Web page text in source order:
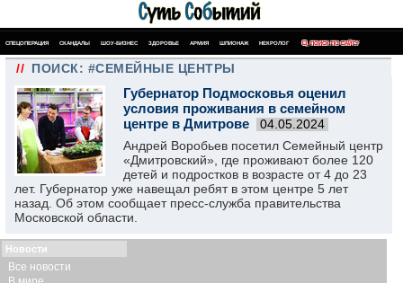
СПЕЦОПЕРАЦИЯ СКАНДАЛЫ ШОУ-БИЗНЕС ЗДОРОВЬЕ АРМИЯ ШПИОНАЖ НЕКРОЛОГ ПОИСК ПО САЙТУ
// ПОИСК: #СЕМЕЙНЫЕ ЦЕНТРЫ
Губернатор Подмосковья оценил
условия проживания в семейном
центре в Дмитрове
04.05.2024
Андрей Воробьев посетил Семейный центр
«Дмитровский», где проживают более 120
детей и подростков в возрасте от 4 до 23
лет. Губернатор уже навещал ребят в этом центре 5 лет
назад. Об этом сообщает пресс-служба правительства
Московской области.
Новости
Все новости